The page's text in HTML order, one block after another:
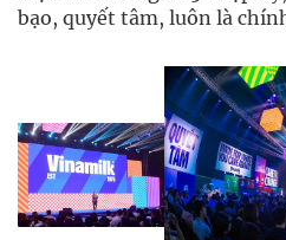
bạo, quyết tâm, luôn là